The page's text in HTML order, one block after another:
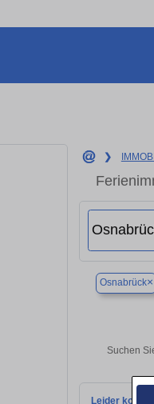
❯
Osnabrück×
Suchen
Leider